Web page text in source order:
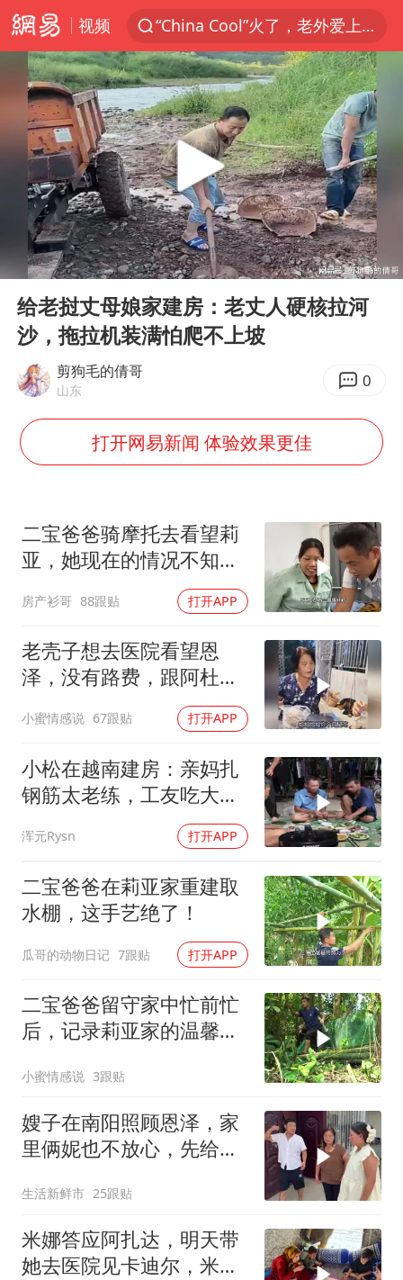
视频
“China Cool”火了，老外爱上中国避暑游
香港宏福苑火灾或由烟头引起
浙江台州《告全体市民书》
美拟年底前首次测试“金穹”反导系统
四川宜宾3.4级地震
网约车司机充电时猝死保险拒赔
陕西柞水泥石流已致2死 仍有1人失联
泰国初中生饮弹自尽前开了26枪
多所高校取消艺考
22岁女生独闯南太行失联12天
薛之谦杭州站演唱会取消
今年第二强台风将带来多大影响
“准2万亿”之城点名支持三所大学
习近平心系体育强国建设
Play
00:00 15:00
给老挝丈母娘家建房：老丈人硬核拉河
沙，拖拉机装满怕爬不上坡
剪狗毛的倩哥
山东 0
打开网易新闻 体验效果更佳
二宝爸爸骑摩托去看望莉
亚，她现在的情况不知道
房产衫哥 88跟贴 打开APP
老壳子想去医院看望恩
泽，没有路费，跟阿杜要
小蜜情感说 67跟贴 打开APP
小松在越南建房：亲妈扎
钢筋太老练，工友吃大餐
浑元Rysn 打开APP
二宝爸爸在莉亚家重建取
水棚，这手艺绝了！
瓜哥的动物日记 7跟贴 打开APP
二宝爸爸留守家中忙前忙
后，记录莉亚家的温馨日
小蜜情感说 3跟贴
嫂子在南阳照顾恩泽，家
里俩妮也不放心，先给她
生活新鲜市 25跟贴
米娜答应阿扎达，明天带
她去医院见卡迪尔，米娜